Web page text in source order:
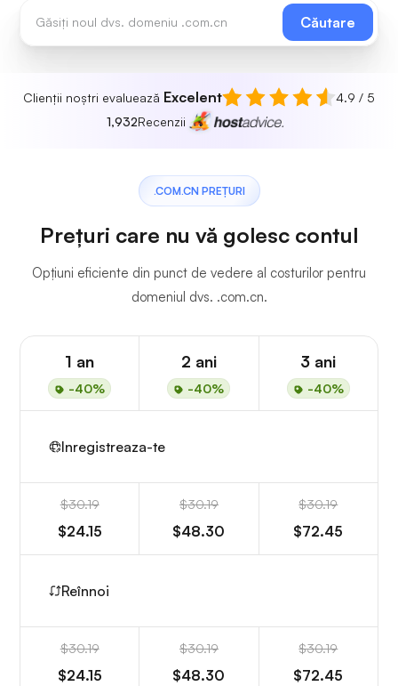
Căutare
Clienții noștri evaluează Excelent
4.9 / 5
1,932Recenzii
.COM.CN PREȚURI
Prețuri care nu vă golesc contul
Opțiuni eficiente din punct de vedere al costurilor pentru
domeniul dvs. .com.cn.
1 an
-40%
2 ani
-40%
3 ani
-40%
Inregistreaza-te
$30.19
$24.15
$30.19
$48.30
$30.19
$72.45
Reînnoi
$30.19
$24.15
$30.19
$48.30
$30.19
$72.45